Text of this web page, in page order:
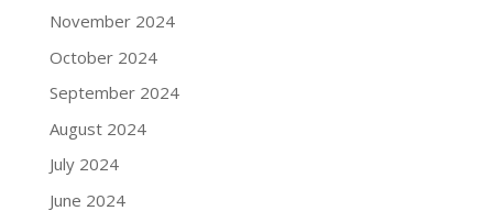
November 2024
October 2024
September 2024
August 2024
July 2024
June 2024